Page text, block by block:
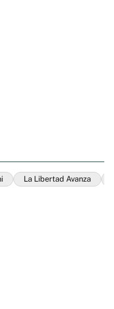
La Libertad Avanza